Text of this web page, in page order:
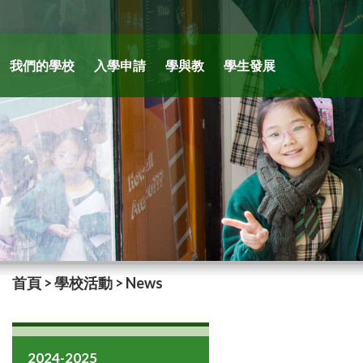
我們的學校 入學申請 學與教 學生發展
首頁 >學校活動 > News
2024-2025